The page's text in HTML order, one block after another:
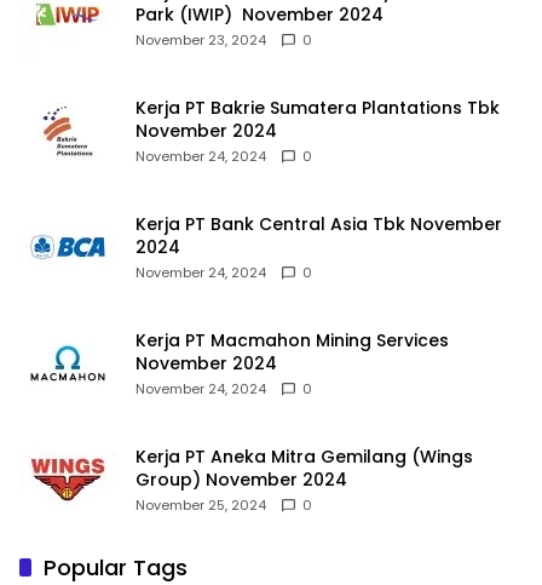
Park (IWIP) November 2024
November 23, 2024 0
Kerja PT Bakrie Sumatera Plantations Tbk
November 2024
November 24, 2024 0
Kerja PT Bank Central Asia Tbk November
2024
November 24, 2024 0
Kerja PT Macmahon Mining Services
November 2024
November 24, 2024 0
Kerja PT Aneka Mitra Gemilang (Wings
Group) November 2024
November 25, 2024 0
Popular Tags